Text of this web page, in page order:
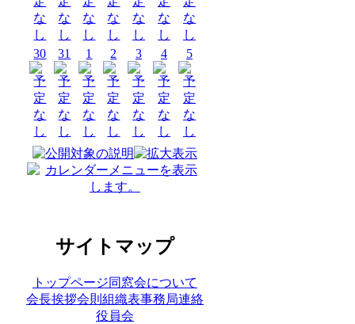
30 31 1 2 3 4 5
サイトマップ
トップページ同窓会について
会長挨拶会則 組織表事務局連絡
役員会